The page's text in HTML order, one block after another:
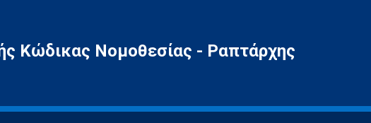
Κώδικας Νομοθεσίας - Ραπτάρχης